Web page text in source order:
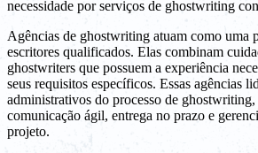
necessidade por serviços de ghostwriting
Agências de ghostwriting atuam como uma
escritores qualificados. Elas combinam
ghostwriters que possuem a experiência
seus requisitos específicos. Essas agências
administrativos do processo de
comunicação ágil, entrega no prazo e
projeto.